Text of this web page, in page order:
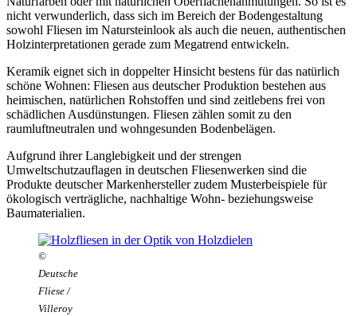
nicht verwunderlich, dass sich im Bereich der Bodengestaltung
sowohl Fliesen im Natursteinlook als auch die neuen, authentischen
Holzinterpretationen gerade zum Megatrend entwickeln.
Keramik eignet sich in doppelter Hinsicht bestens für das natürlich
schöne Wohnen: Fliesen aus deutscher Produktion bestehen aus
heimischen, natürlichen Rohstoffen und sind zeitlebens frei von
schädlichen Ausdünstungen. Fliesen zählen somit zu den
raumluftneutralen und wohngesunden Bodenbelägen.
Aufgrund ihrer Langlebigkeit und der strengen
Umweltschutzauflagen in deutschen Fliesenwerken sind die
Produkte deutscher Markenhersteller zudem Musterbeispiele für
ökologisch verträgliche, nachhaltige Wohn- beziehungsweise
Baumaterialien.
©
Deutsche
Fliese /
Villeroy